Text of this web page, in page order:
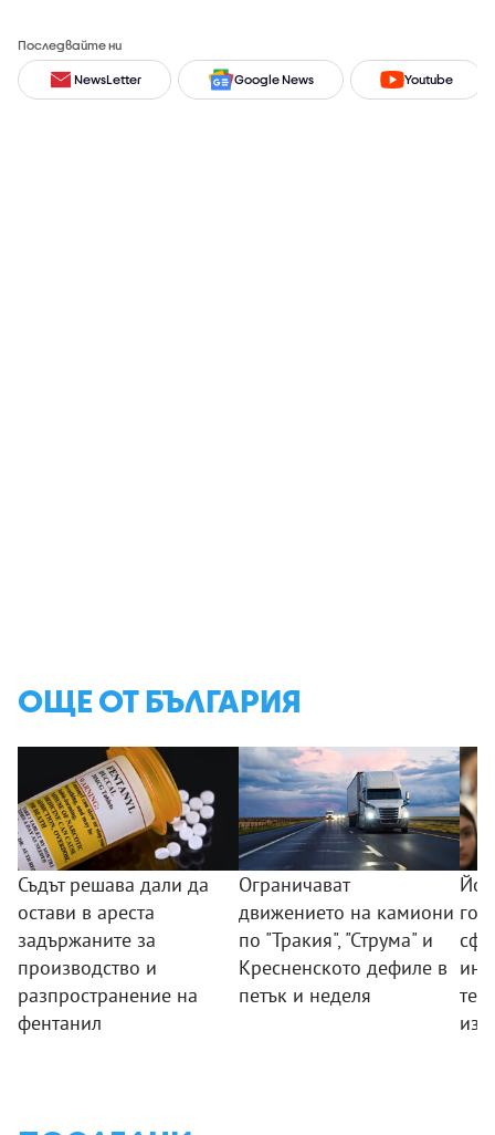
Последвайте ни
NewsLetter Google News Youtube
ОЩЕ ОТ БЪЛГАРИЯ
Съдът решава дали да
остави в ареста
задържаните за
производство и
разпространение на
фентанил
Ограничават
движението на камиони
по "Тракия", "Струма" и
Кресненското дефиле в
петък и неделя